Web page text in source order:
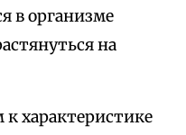
в организме
на
характеристике